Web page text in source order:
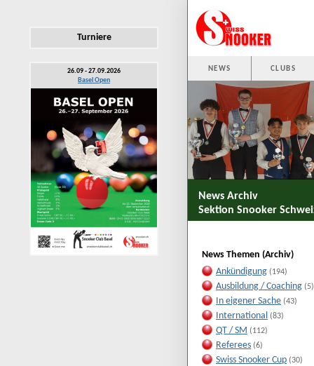
Turniere
26.09 - 27.09.2026
Basel Open
NEWS CLUBS
News Archiv
Sektion Snooker
News Themen (Archiv)
Ankündigung (194)
Ausbildung / Coaching (5)
In eigener Sache (43)
International (83)
QT / SM (112)
Referees (6)
Swiss Snooker Cup (30)